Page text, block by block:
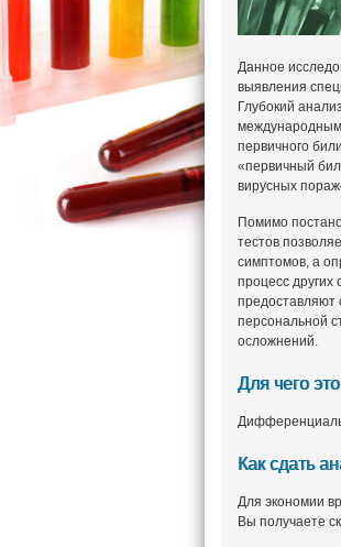
Данное
выявления
Глубокий
международным
первичного
«первичный
вирусных
Помимо
тестов
симптомов, а
процесс других
предоставляют
персональной
осложнений.
Для чего
Как сдать
Для экономии
Вы получаете